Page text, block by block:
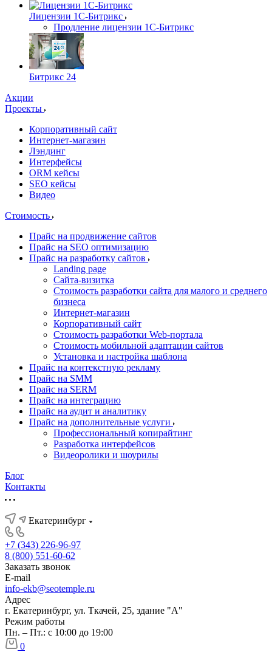
Лицензии 1С-Битрикс
Продление лицензии 1С-Битрикс
Битрикс 24
Акции
Проекты
Корпоративный сайт
Интернет-магазин
Лэндинг
Интерфейсы
ORM кейсы
SEO кейсы
Видео
Стоимость
Прайс на продвижение сайтов
Прайс на SEO оптимизацию
Прайс на разработку сайтов
Landing page
Cайта-визитка
Стоимость разработки сайта для малого и среднего
бизнеса
Интернет-магазин
Корпоративный сайт
Стоимость разработки Web-портала
Стоимость мобильной адаптации сайтов
Установка и настройка шаблона
Прайс на контекстную рекламу
Прайс на SMM
Прайс на SERM
Прайс на интеграцию
Прайс на аудит и аналитику
Прайс на дополнительные услуги
Профессиональный копирайтинг
Разработка интерфейсов
Видеоролики и шоурилы
Блог
Контакты
Екатеринбург
+7 (343) 226-96-97
8 (800) 551-60-62
Заказать звонок
E-mail
info-ekb@seotemple.ru
Адрес
г. Екатеринбург, ул. Ткачей, 25, здание "А"
Режим работы
Пн. – Пт.: с 10:00 до 19:00
0